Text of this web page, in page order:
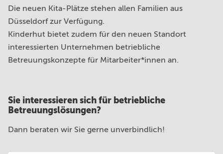
Die neuen Kita-Plätze stehen allen Familien aus
Düsseldorf zur Verfügung.
Kinderhut bietet zudem für den neuen Standort
interessierten Unternehmen betriebliche
Betreuungskonzepte für Mitarbeiter*innen an.
Sie interessieren sich für betriebliche
Betreuungslösungen?
Dann beraten wir Sie gerne unverbindlich!